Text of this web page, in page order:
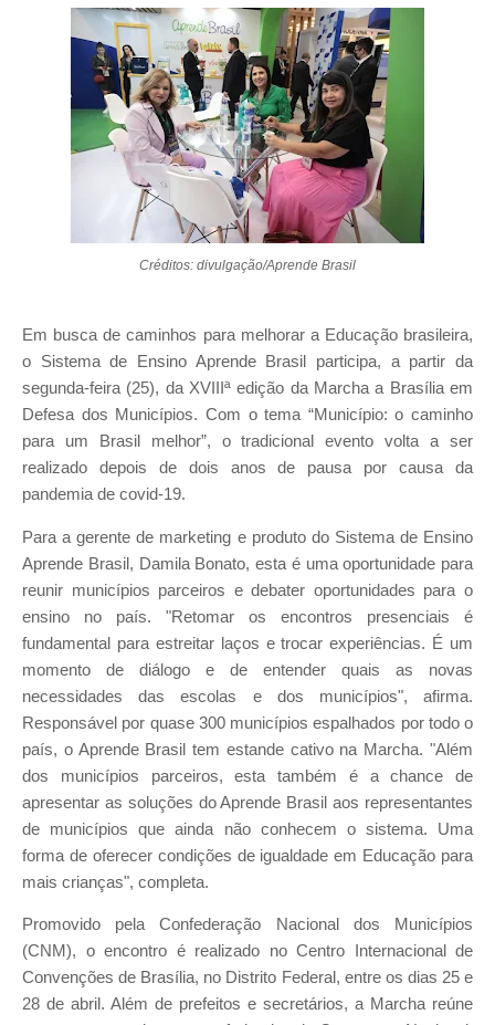
Créditos: divulgação/Aprende Brasil
Em busca de caminhos para melhorar a Educação brasileira,
o Sistema de Ensino Aprende Brasil participa, a partir da
segunda-feira (25), da XVIIIª edição da Marcha a Brasília em
Defesa dos Municípios. Com o tema “Município: o caminho
para um Brasil melhor”, o tradicional evento volta a ser
realizado depois de dois anos de pausa por causa da
pandemia de covid-19.
Para a gerente de marketing e produto do Sistema de Ensino
Aprende Brasil, Damila Bonato, esta é uma oportunidade para
reunir municípios parceiros e debater oportunidades para o
ensino no país. "Retomar os encontros presenciais é
fundamental para estreitar laços e trocar experiências. É um
momento de diálogo e de entender quais as novas
necessidades das escolas e dos municípios", afirma.
Responsável por quase 300 municípios espalhados por todo o
país, o Aprende Brasil tem estande cativo na Marcha. "Além
dos municípios parceiros, esta também é a chance de
apresentar as soluções do Aprende Brasil aos representantes
de municípios que ainda não conhecem o sistema. Uma
forma de oferecer condições de igualdade em Educação para
mais crianças", completa.
Promovido pela Confederação Nacional dos Municípios
(CNM), o encontro é realizado no Centro Internacional de
Convenções de Brasília, no Distrito Federal, entre os dias 25 e
28 de abril. Além de prefeitos e secretários, a Marcha reúne